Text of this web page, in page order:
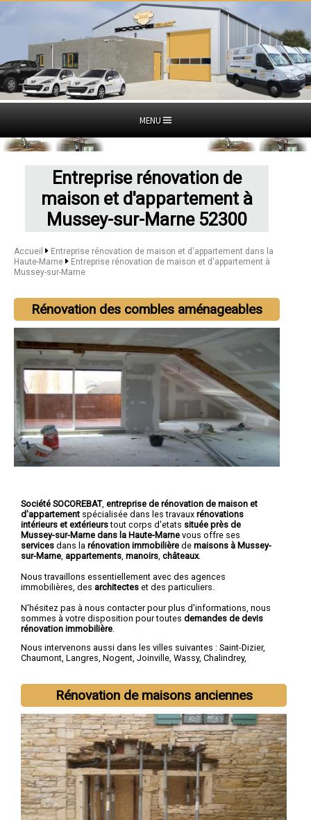
MENU
Entreprise rénovation de
maison et d'appartement à
Mussey-sur-Marne 52300
Accueil
Entreprise rénovation de maison et d'appartement dans la
Haute-Marne
Entreprise rénovation de maison et d'appartement à
Mussey-sur-Marne
Rénovation des combles aménageables
Société SOCOREBAT, entreprise de rénovation de maison et
d'appartement spécialisée dans les travaux rénovations
intérieurs et extérieurstout corps d'etats située près de
Mussey-sur-Marne dans la Haute-Marne vous offre ses
services dans la rénovation immobilière de maisons à Mussey-
sur-Marne appartements manoirs châteaux.
Nous travaillons essentiellement avec des agences
immobilières, des architectes et des particuliers.
N'hésitez pas à nous contacter pour plus d'informations, nous
sommes à votre disposition pour toutes demandes de devis
rénovation immobilière
Nous intervenons aussi dans les villes suivantes : Saint-Dizier,
Chaumont, Langres, Nogent, Joinville, Wassy, Chalindrey,
Rénovation de maisons anciennes